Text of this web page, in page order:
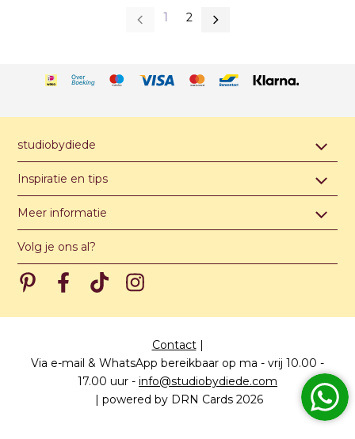
1 2
studiobydiede
Contact & afspraak maken
Over studiobydiede
Unieke illustratie of ontwerp
Algemene voorwaarden
Privacy verklaring
Inspiratie en tips
Hippe jongensnamen van A t/m Z
Hippe meisjesnamen van A t/m Z
Hippe unisex namen van A t/m Z
Meer informatie
Levertijden
Meest gestelde vragen
Prijzen
Volg je ons al?
PinterestPinterestPinterest
Contact|
Via e-mail & WhatsApp bereikbaar op ma - vrij 10.00 -
17.00 uur - info@studiobydiede.com
| powered by DRN Cards 2026